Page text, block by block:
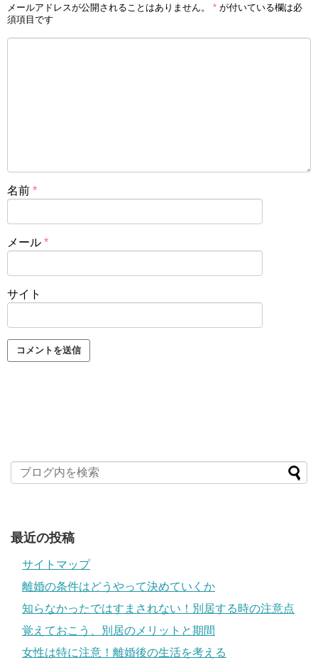
メールアドレスが公開されることはありません。 * が付いている欄は必
須項目です
名前 *
メール *
サイト
最近の投稿
サイトマップ
離婚の条件はどうやって決めていくか
知らなかったではすまされない！別居する時の注意点
覚えておこう、別居のメリットと期間
女性は特に注意！離婚後の生活を考える